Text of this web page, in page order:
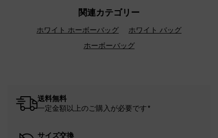
関連カテゴリー
ホワイト ホーボーバッグ
ホワイト バッグ
ホーボーバッグ
送料無料
一定金額以上のご購入が必要です*
サイズ交換